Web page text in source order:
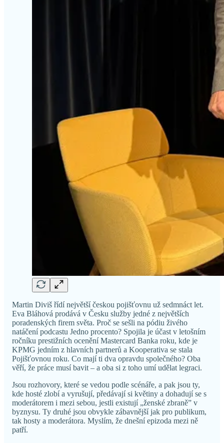
Martin Diviš řídí největší českou pojišťovnu už sedmnáct let.
Eva Bláhová prodává v Česku služby jedné z největších
poradenských firem světa. Proč se sešli na pódiu živého
natáčení podcastu Jedno procento? Spojila je účast v letošním
ročníku prestižních ocenění Mastercard Banka roku, kde je
KPMG jedním z hlavních partnerů a Kooperativa se stala
Pojišťovnou roku. Co mají ti dva opravdu společného? Oba
věří, že práce musí bavit – a oba si z toho umí udělat legraci.
Jsou rozhovory, které se vedou podle scénáře, a pak jsou ty,
kde hosté zlobí a vyrušují, předávají si květiny a dohadují se s
moderátorem i mezi sebou, jestli existují „ženské zbraně” v
byznysu. Ty druhé jsou obvykle zábavnější jak pro publikum,
tak hosty a moderátora. Myslím, že dnešní epizoda mezi ně
patří.